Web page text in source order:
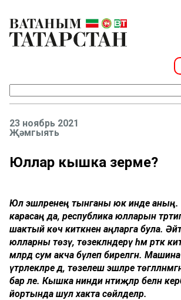
23 ноябрь 2021
Җәмгыять
Юллар кышка әзерме?
Юл эшләренең тынганы юк инде аның.
карасаң да, республика юлларын
шактый көч киткәнен аңларга була.
юлларны төзү, төзекләндерү һәм рәткә
млрд сум акча бүлеп бирелгән.
үтәрлекләре дә, төзелеш эшләре
бар әле. Кышка нинди нәтиҗәләр белән
йортында шул хакта сөйләделәр.